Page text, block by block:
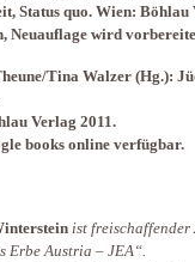
Status quo. Wien: Böhlau
Neuauflage wird
Tina Walzer (Hg.):
Verlag 2011.
books online verfügbar.
ist freischaffender
Erbe ­Austria – JEA“.